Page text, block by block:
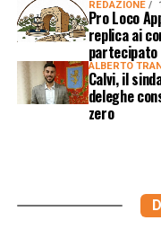
REDAZIONE
Pro Loco
replica ai
ALBERTO
Calvi, il
deleghe
zero